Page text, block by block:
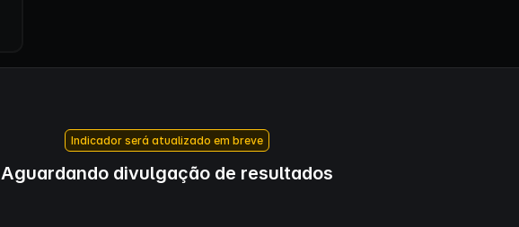
Indicador será atualizado em breve
Aguardando divulgação de resultados